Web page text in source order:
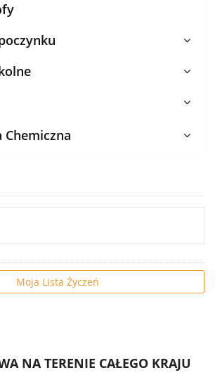
Chemiczna
Moja Lista Życzeń
NA TERENIE CAŁEGO KRAJU